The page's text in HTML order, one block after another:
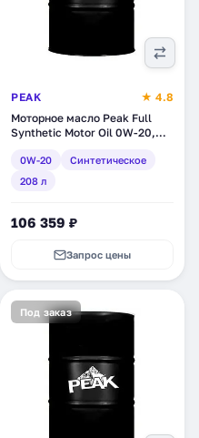
PEAK
★ 4.8
Моторное масло Peak Full
Synthetic Motor Oil 0W-20,
(7020018)
0W-20
Синтетическое
208 л
106 359 ₽
Запрос цены
Под заказ